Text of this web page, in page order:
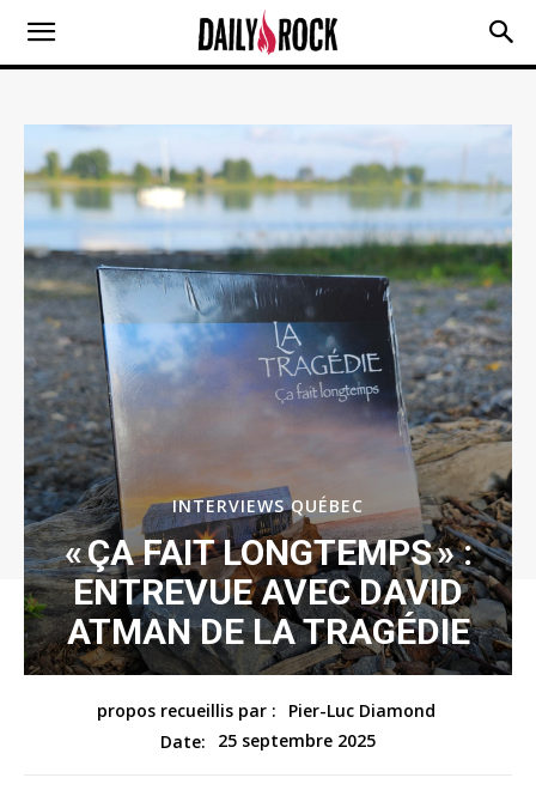
INTERVIEWS QUÉBEC
« ÇA FAIT LONGTEMPS » :
ENTREVUE AVEC DAVID
ATMAN DE LA TRAGÉDIE
propos recueillis par :
Pier-Luc Diamond
Date:
25 septembre 2025